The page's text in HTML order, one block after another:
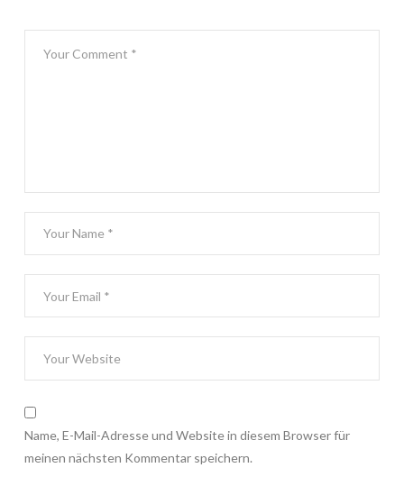
Name, E-Mail-Adresse und Website in diesem Browser für
meinen nächsten Kommentar speichern.